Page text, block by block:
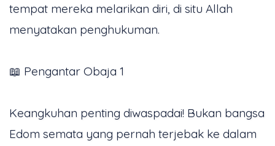
tempat mereka melarikan diri, di situ Allah
menyatakan penghukuman.
📖 Pengantar Obaja 1
Keangkuhan penting diwaspadai! Bukan bangsa
Edom semata yang pernah terjebak ke dalam